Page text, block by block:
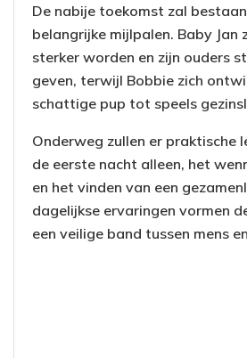
De nabije toekomst zal
belangrijke mijlpalen. Baby
sterker worden en zijn ouders
geven, terwijl Bobbie zich
schattige pup tot speels
Onderweg zullen er praktische
de eerste nacht alleen, het
en het vinden van een
dagelijkse ervaringen vormen
een veilige band tussen mens